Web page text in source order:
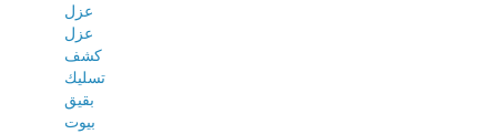
عزل
عزل
كشف
تسليك
بقيق
بيوت